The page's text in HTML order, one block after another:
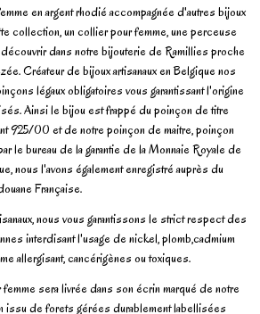
en argent rhodié accompagnée d'autres bijoux
collection, un collier pour femme, une perceuse
dans notre bijouterie de Ramillies proche
Créateur de bijoux artisanaux en Belgique nos
légaux obligatoires vous garantissant l'origine
Ainsi le bijou est frappé du poinçon de titre
925/00 et de notre poinçon de maitre, poinçon
le bureau de la garantie de la Monnaie Royale de
nous l'avons également enregistré auprès du
Française.
nous vous garantissons le strict respect des
interdisant l'usage de nickel, plomb,cadmium
allergisant, cancérigènes ou toxiques.
femme sera livrée dans son écrin marqué de notre
issu de forets gérées durablement labellisées